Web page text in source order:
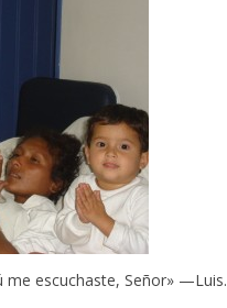
me escuchaste, Señor» —Luis.